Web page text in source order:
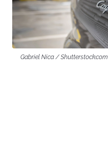
Gabriel Nica / Shutterstock.com